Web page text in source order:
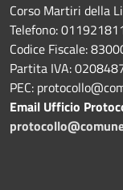
Corso Martiri della
Telefono:
Codice Fiscale:
Partita IVA:
PEC:
Email Ufficio